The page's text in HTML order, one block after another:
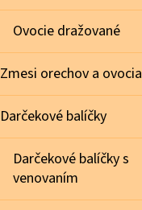
Ovocie dražované
Zmesi orechov a ovocia
Darčekové balíčky
Darčekové balíčky s
venovaním